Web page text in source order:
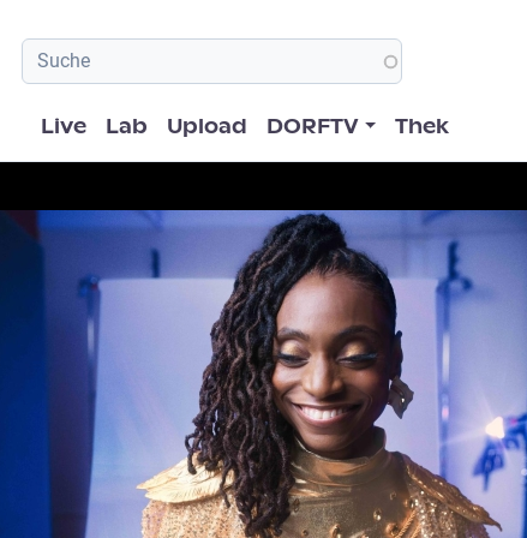
Hauptnavigation
Live Lab Upload DORFTV Thek